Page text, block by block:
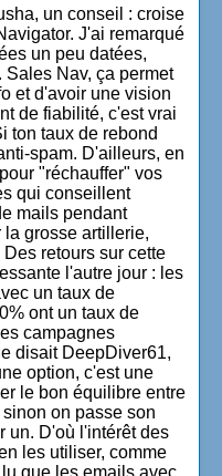
un conseil : croise
J'ai remarqué
un peu datées,
Nav, ça permet
et d'avoir une vision
de fiabilité, c'est vrai
ton taux de rebond
spam. D'ailleurs, en
"réchauffer" vos
qui conseillent
mails pendant
grosse artillerie,
retours sur cette
l'autre jour : les
un taux de
ont un taux de
campagnes
disait DeepDiver61,
option, c'est une
le bon équilibre entre
on passe son
un. D'où l'intérêt des
les utiliser, comme
que les emails avec